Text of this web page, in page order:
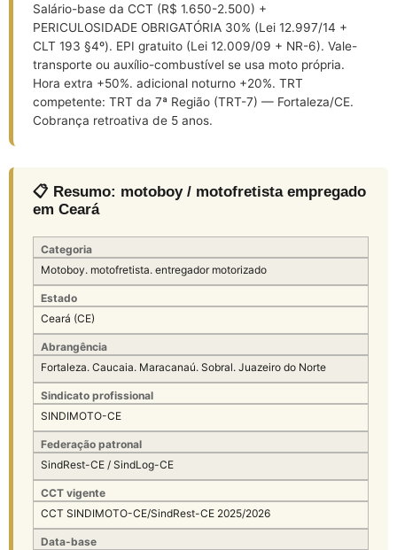
Salário-base da CCT (R$ 1.650-2.500) +
PERICULOSIDADE OBRIGATÓRIA 30% (Lei 12.997/14 +
CLT 193 §4º). EPI gratuito (Lei 12.009/09 + NR-6). Vale-
transporte ou auxílio-combustível se usa moto própria.
Hora extra +50%. adicional noturno +20%. TRT
competente: TRT da 7ª Região (TRT-7) — Fortaleza/CE.
Cobrança retroativa de 5 anos.
📋 Resumo: motoboy / motofretista empregado
em Ceará
Categoria
Motoboy. motofretista. entregador motorizado
Estado
Ceará (CE)
Abrangência
Fortaleza. Caucaia. Maracanaú. Sobral. Juazeiro do Norte
Sindicato profissional
SINDIMOTO-CE
Federação patronal
SindRest-CE / SindLog-CE
CCT vigente
CCT SINDIMOTO-CE/SindRest-CE 2025/2026
Data-base